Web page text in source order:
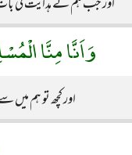
وَاَنَّا مِنَّا
اور کچھ تو ہم میں